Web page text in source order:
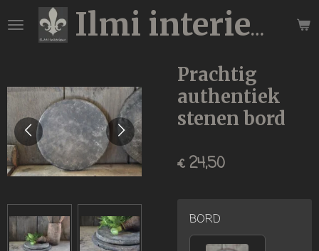
direct
hoofdinhoud
Ilmi interieur
Prachtig
authentiek
stenen bord
€ 24,50
BORD